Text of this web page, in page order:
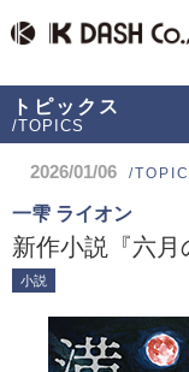
トピックス
/TOPICS
2026/01/06 /
一雫 ライオン
新作小説『六
小説